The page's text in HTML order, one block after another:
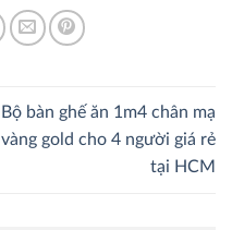
Bộ bàn ghế ăn 1m4 chân mạ
vàng gold cho 4 người giá rẻ
tại HCM